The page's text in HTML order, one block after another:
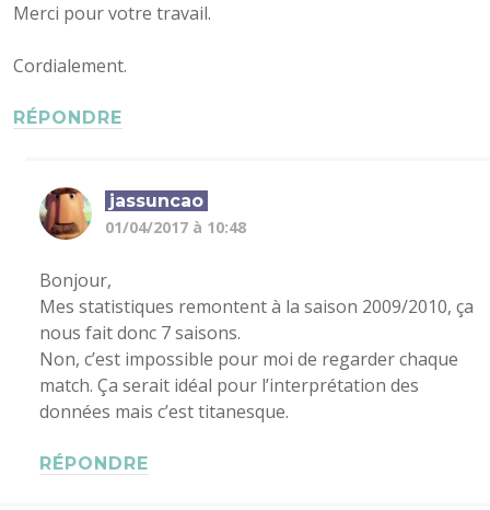
Merci pour votre travail.
Cordialement.
RÉPONDRE
jassuncao
01/04/2017 à 10:48
Bonjour,
Mes statistiques remontent à la saison 2009/2010, ça
nous fait donc 7 saisons.
Non, c’est impossible pour moi de regarder chaque
match. Ça serait idéal pour l’interprétation des
données mais c’est titanesque.
RÉPONDRE